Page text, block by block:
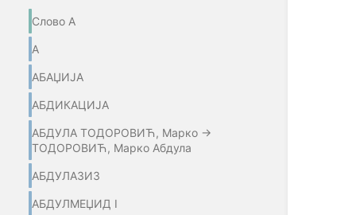
Слово А
А
АБАЏИЈA
АБДИКАЦИЈА
АБДУЛА ТОДОРОВИЋ, Марко →
ТОДОРОВИЋ, Марко Абдула
АБДУЛАЗИЗ
АБДУЛМЕЏИД I